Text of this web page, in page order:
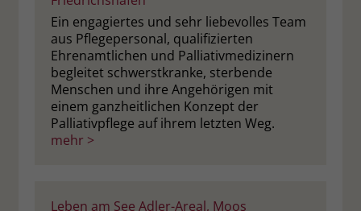
Ein engagiertes und sehr liebevolles Team
aus Pflegepersonal, qualifizierten
Ehrenamtlichen und Palliativmedizinern
begleitet schwerstkranke, sterbende
Menschen und ihre Angehörigen mit
einem ganzheitlichen Konzept der
Palliativpflege auf ihrem letzten Weg.
mehr >
Leben am See Adler-Areal, Moos